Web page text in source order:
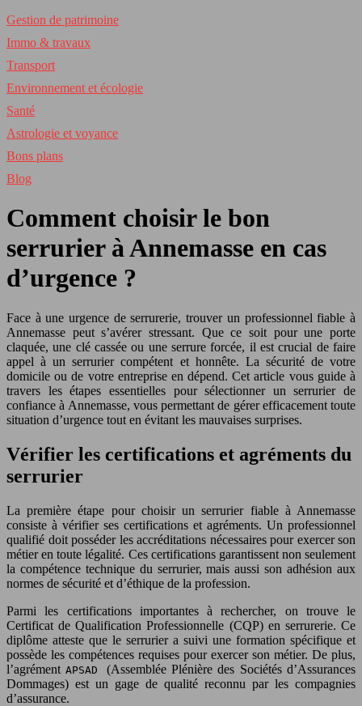
Gestion de patrimoine
Immo & travaux
Transport
Environnement et écologie
Santé
Astrologie et voyance
Bons plans
Blog
Comment choisir le bon
serrurier à Annemasse en cas
d’urgence ?
Face à une urgence de serrurerie, trouver un professionnel fiable à
Annemasse peut s’avérer stressant. Que ce soit pour une porte
claquée, une clé cassée ou une serrure forcée, il est crucial de faire
appel à un serrurier compétent et honnête. La sécurité de votre
domicile ou de votre entreprise en dépend. Cet article vous guide à
travers les étapes essentielles pour sélectionner un serrurier de
confiance à Annemasse, vous permettant de gérer efficacement toute
situation d’urgence tout en évitant les mauvaises surprises.
Vérifier les certifications et agréments du
serrurier
La première étape pour choisir un serrurier fiable à Annemasse
consiste à vérifier ses certifications et agréments. Un professionnel
qualifié doit posséder les accréditations nécessaires pour exercer son
métier en toute légalité. Ces certifications garantissent non seulement
la compétence technique du serrurier, mais aussi son adhésion aux
normes de sécurité et d’éthique de la profession.
Parmi les certifications importantes à rechercher, on trouve le
Certificat de Qualification Professionnelle (CQP) en serrurerie. Ce
diplôme atteste que le serrurier a suivi une formation spécifique et
possède les compétences requises pour exercer son métier. De plus,
l’agrémentAPSAD (Assemblée Plénière des Sociétés d’Assurances
Dommages) est un gage de qualité reconnu par les compagnies
d’assurance.